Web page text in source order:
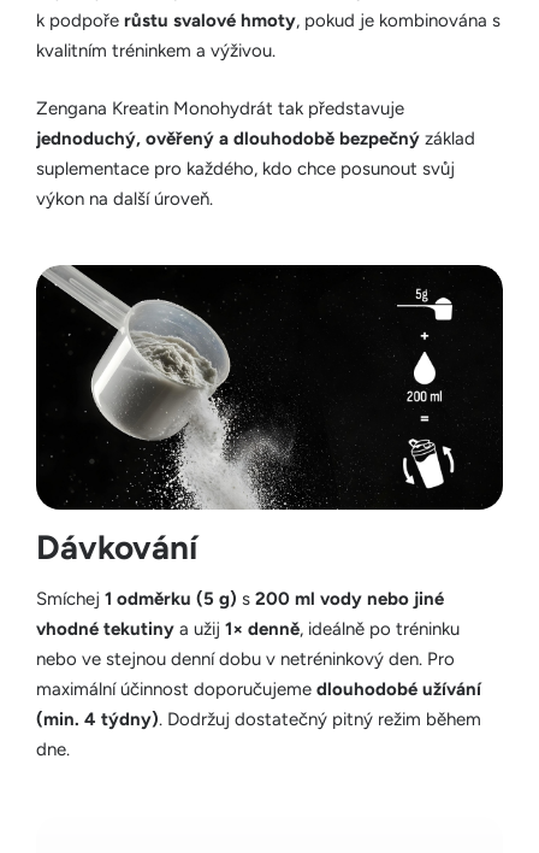
k podpoře růstu svalové hmoty, pokud je kombinována s
kvalitním tréninkem a výživou.
Zengana Kreatin Monohydrát tak představuje
jednoduchý, ověřený a dlouhodobě bezpečný základ
suplementace pro každého, kdo chce posunout svůj
výkon na další úroveň.
Dávkování
Smíchej 1 odměrku (5 g) s 200 ml vody nebo jiné
vhodné tekutiny a užij 1× denně, ideálně po tréninku
nebo ve stejnou denní dobu v netréninkový den. Pro
maximální účinnost doporučujeme dlouhodobé užívání
(min. 4 týdny). Dodržuj dostatečný pitný režim během
dne.